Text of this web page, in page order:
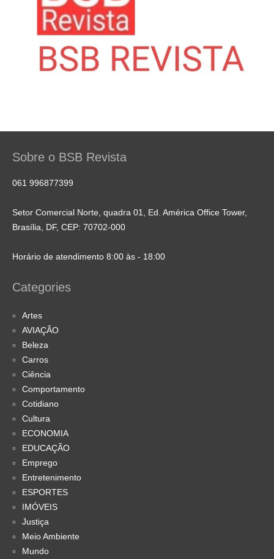
Sobre o BSB Revista
061 996877399
Setor Comercial Norte, quadra 01, Ed. América Office Tower,
Brasília, DF, CEP: 70702-000
Horário de atendimento 8:00 às - 18:00
Categories
Artes
AVIAÇÃO
Beleza
Carros
Ciência
Comportamento
Cotidiano
Cultura
ECONOMIA
EDUCAÇÃO
Emprego
Entretenimento
ESPORTES
IMÓVEIS
Justiça
Meio Ambiente
Mundo